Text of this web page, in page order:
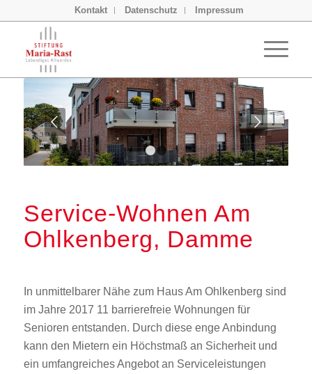
Kontakt Datenschutz Impressum
Weiter
1 2
Service-Wohnen Am
Ohlkenberg, Damme
In unmittelbarer Nähe zum Haus Am Ohlkenberg sind
im Jahre 2017 11 barrierefreie Wohnungen für
Senioren entstanden. Durch diese enge Anbindung
kann den Mietern ein Höchstmaß an Sicherheit und
ein umfangreiches Angebot an Serviceleistungen